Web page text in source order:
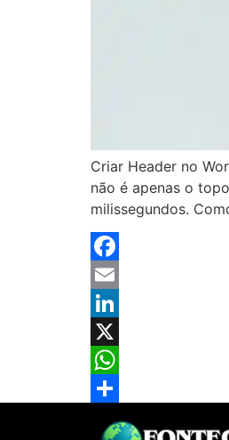
Criar Header no
não é apenas o
milissegundos.
Facebook
Email
LinkedIn
X
WhatsApp
Share